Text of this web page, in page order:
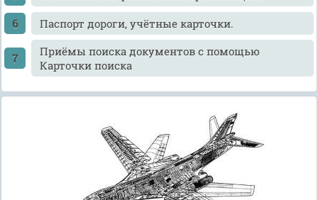
Паспорт дороги, учётные карточки.
Приёмы поиска документов с помощью
Карточки поиска